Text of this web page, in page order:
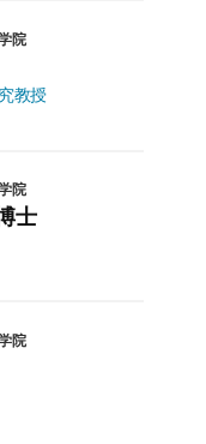
院
教授
院
士
院